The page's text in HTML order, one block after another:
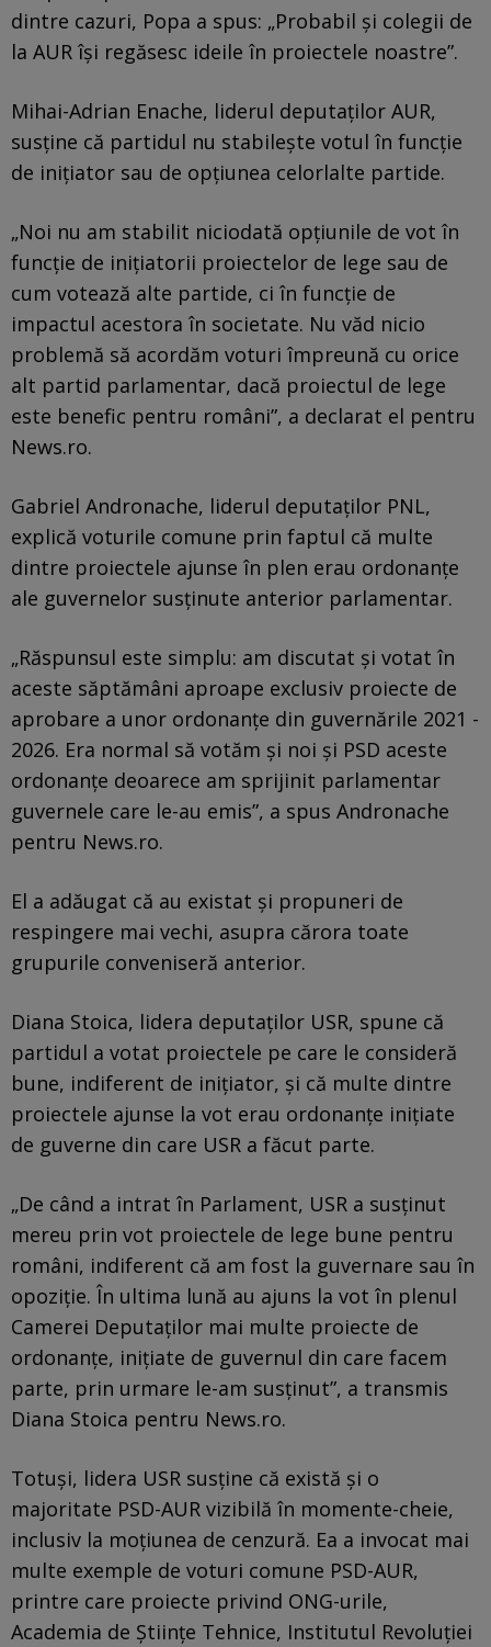
dintre cazuri, Popa a spus: „Probabil și colegii de
la AUR își regăsesc ideile în proiectele noastre”.
Mihai-Adrian Enache, liderul deputaților AUR,
susține că partidul nu stabilește votul în funcție
de inițiator sau de opțiunea celorlalte partide.
„Noi nu am stabilit niciodată opțiunile de vot în
funcție de inițiatorii proiectelor de lege sau de
cum votează alte partide, ci în funcție de
impactul acestora în societate. Nu văd nicio
problemă să acordăm voturi împreună cu orice
alt partid parlamentar, dacă proiectul de lege
este benefic pentru români”, a declarat el pentru
News.ro.
Gabriel Andronache, liderul deputaților PNL,
explică voturile comune prin faptul că multe
dintre proiectele ajunse în plen erau ordonanțe
ale guvernelor susținute anterior parlamentar.
„Răspunsul este simplu: am discutat și votat în
aceste săptămâni aproape exclusiv proiecte de
aprobare a unor ordonanțe din guvernările 2021 -
2026. Era normal să votăm și noi și PSD aceste
ordonanțe deoarece am sprijinit parlamentar
guvernele care le-au emis”, a spus Andronache
pentru News.ro.
El a adăugat că au existat și propuneri de
respingere mai vechi, asupra cărora toate
grupurile conveniseră anterior.
Diana Stoica, lidera deputaților USR, spune că
partidul a votat proiectele pe care le consideră
bune, indiferent de inițiator, și că multe dintre
proiectele ajunse la vot erau ordonanțe inițiate
de guverne din care USR a făcut parte.
„De când a intrat în Parlament, USR a susținut
mereu prin vot proiectele de lege bune pentru
români, indiferent că am fost la guvernare sau în
opoziție. În ultima lună au ajuns la vot în plenul
Camerei Deputaților mai multe proiecte de
ordonanțe, inițiate de guvernul din care facem
parte, prin urmare le-am susținut”, a transmis
Diana Stoica pentru News.ro.
Totuși, lidera USR susține că există și o
majoritate PSD-AUR vizibilă în momente-cheie,
inclusiv la moțiunea de cenzură. Ea a invocat mai
multe exemple de voturi comune PSD-AUR,
printre care proiecte privind ONG-urile,
Academia de Științe Tehnice, Institutul Revoluției